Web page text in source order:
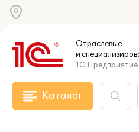
Отраслевые
и
1С:Предприятие
Каталог